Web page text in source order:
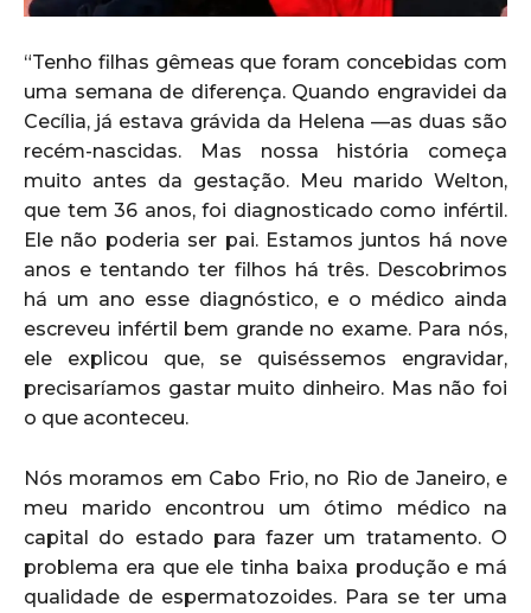
“Tenho filhas gêmeas que foram concebidas com
uma semana de diferença. Quando engravidei da
Cecília, já estava grávida da Helena —as duas são
recém-nascidas. Mas nossa história começa
muito antes da gestação. Meu marido Welton,
que tem 36 anos, foi diagnosticado como infértil.
Ele não poderia ser pai. Estamos juntos há nove
anos e tentando ter filhos há três. Descobrimos
há um ano esse diagnóstico, e o médico ainda
escreveu infértil bem grande no exame. Para nós,
ele explicou que, se quiséssemos engravidar,
precisaríamos gastar muito dinheiro. Mas não foi
o que aconteceu.
Nós moramos em Cabo Frio, no Rio de Janeiro, e
meu marido encontrou um ótimo médico na
capital do estado para fazer um tratamento. O
problema era que ele tinha baixa produção e má
qualidade de espermatozoides. Para se ter uma